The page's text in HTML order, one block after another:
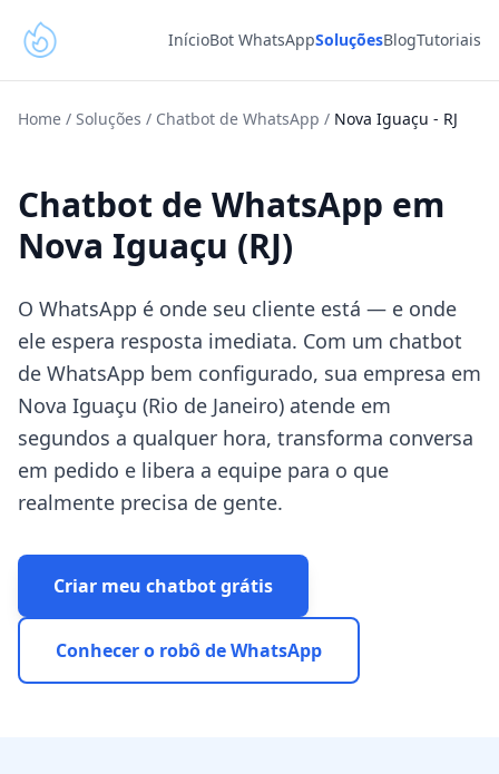
InícioBot WhatsAppSoluçõesBlogTutoriais
Home / Soluções / Chatbot de WhatsApp / Nova Iguaçu - RJ
Chatbot de WhatsApp em
Nova Iguaçu (RJ)
O WhatsApp é onde seu cliente está — e onde
ele espera resposta imediata. Com um chatbot
de WhatsApp bem configurado, sua empresa em
Nova Iguaçu (Rio de Janeiro) atende em
segundos a qualquer hora, transforma conversa
em pedido e libera a equipe para o que
realmente precisa de gente.
Criar meu chatbot grátis
Conhecer o robô de WhatsApp